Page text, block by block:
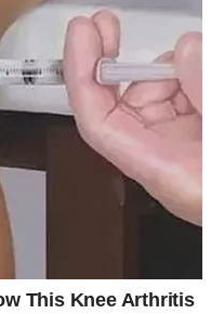
iskreno, prihvatite
otvoreni za svaku
dođe.
završiti, finansije će
ispuniće vas
neočekivana vijest ili
po lijepim emocijama.
pred vama dani u
ostvarivati. Vjerujte sebi,